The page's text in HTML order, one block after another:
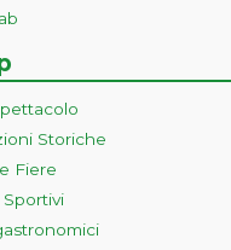
Storiche
Fiere